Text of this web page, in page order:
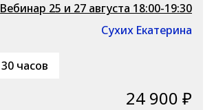
Вебинар 25 и 27 августа 18:00-19:30
Сухих Екатерина
30 часов
24 900 ₽